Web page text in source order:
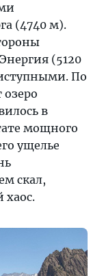
(4740 м).
(5120
По
озеро
в
мощного
ущелье
скал,